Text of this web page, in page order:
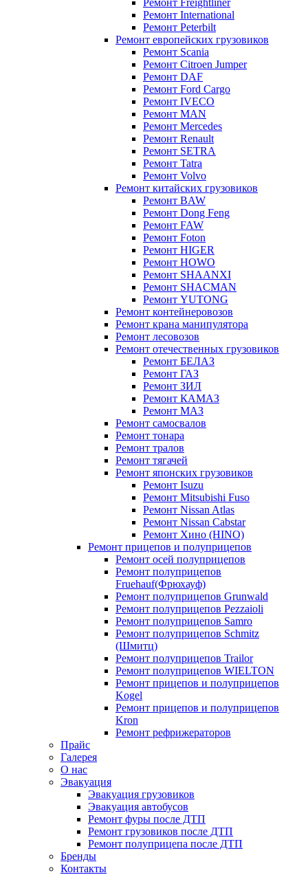
Ремонт Freightliner
Ремонт International
Ремонт Peterbilt
Ремонт европейских грузовиков
Ремонт Scania
Ремонт Citroen Jumper
Ремонт DAF
Ремонт Ford Cargo
Ремонт IVECO
Ремонт MAN
Ремонт Mercedes
Ремонт Renault
Ремонт SETRA
Ремонт Tatra
Ремонт Volvo
Ремонт китайских грузовиков
Ремонт BAW
Ремонт Dong Feng
Ремонт FAW
Ремонт Foton
Ремонт HIGER
Ремонт HOWO
Ремонт SHAANXI
Ремонт SHACMAN
Ремонт YUTONG
Ремонт контейнеровозов
Ремонт крана манипулятора
Ремонт лесовозов
Ремонт отечественных грузовиков
Ремонт БЕЛАЗ
Ремонт ГАЗ
Ремонт ЗИЛ
Ремонт КАМАЗ
Ремонт МАЗ
Ремонт самосвалов
Ремонт тонара
Ремонт тралов
Ремонт тягачей
Ремонт японских грузовиков
Ремонт Isuzu
Ремонт Mitsubishi Fuso
Ремонт Nissan Atlas
Ремонт Nissan Cabstar
Ремонт Хино (HINO)
Ремонт прицепов и полуприцепов
Ремонт осей полуприцепов
Ремонт полуприцепов
Fruehauf(Фрюхауф)
Ремонт полуприцепов Grunwald
Ремонт полуприцепов Pezzaioli
Ремонт полуприцепов Samro
Ремонт полуприцепов Schmitz
(Шмитц)
Ремонт полуприцепов Trailor
Ремонт полуприцепов WIELTON
Ремонт прицепов и полуприцепов
Kogel
Ремонт прицепов и полуприцепов
Kron
Ремонт рефрижераторов
Прайс
Галерея
О нас
Эвакуация
Эвакуация грузовиков
Эвакуация автобусов
Ремонт фуры после ДТП
Ремонт грузовиков после ДТП
Ремонт полуприцепа после ДТП
Бренды
Контакты